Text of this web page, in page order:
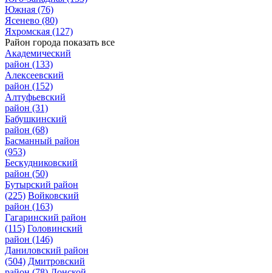
Южная (76)
Ясенево (80)
Яхромская (127)
Район города показать все
Академический
район (133)
Алексеевский
район (152)
Алтуфьевский
район (31)
Бабушкинский
район (68)
Басманный район
(953)
Бескудниковский
район (50)
Бутырский район
(225) Войковский
район (163)
Гагаринский район
(115) Головинский
район (146)
Даниловский район
(504) Дмитровский